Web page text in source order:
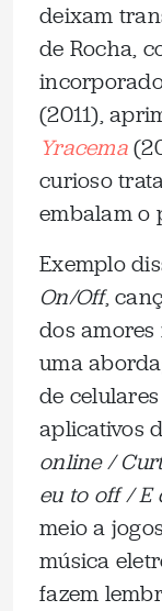
deixam
de Rocha,
(2011),
Yracema
curioso
embalam o
Exemplo
On/Off,
dos
uma
de
aplicativos
online /
eu to off / E
meio a
música
fazem